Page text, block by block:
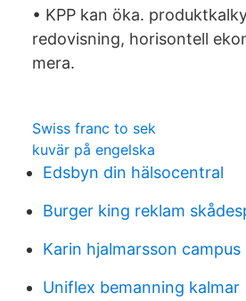
• KPP kan öka.
redovisning, horisontell
mera.
Swiss franc to sek
kuvär på engelska
Edsbyn din hälsocentral
Burger king reklam
Karin hjalmarsson
Uniflex bemanning kalmar